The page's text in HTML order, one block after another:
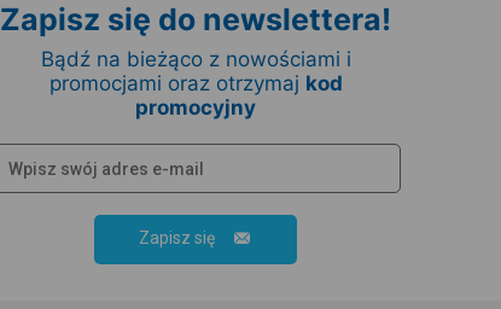
Zapisz się do newslettera!
Bądź na bieżąco z nowościami i
promocjami oraz otrzymaj kod
promocyjny
Zapisz się